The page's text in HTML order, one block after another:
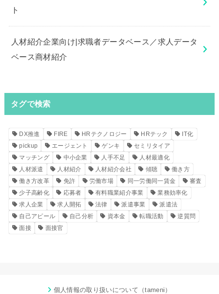
ト
人材紹介企業向け|求職者データベース／求人データ
ベース商材紹介
タグで検索
DX推進 FIRE HRテクノロジー HRテック
IT化
pickup
エージェント ゲンキ
セミリタイア
マッチング
中小企業 人手不足
人材最適化
人材派遣
人材紹介 人材紹介会社 傾聴
働き方
働き方改革
免許 労働市場 同一労働同一賃金
審査
少子高齢化
応募者 有料職業紹介事業
業務効率化
求人企業
求人開拓 法律 派遣事業
派遣法
自己アピール
自己分析 資本金 転職活動
逆質問
面接
面接官
個人情報の取り扱いについて（tameni）